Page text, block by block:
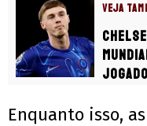
VEJA
Enquanto isso,